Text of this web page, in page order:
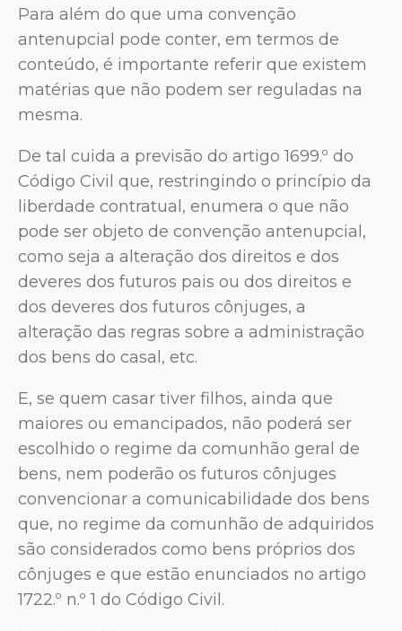
Para além do que uma convenção
antenupcial pode conter, em termos de
conteúdo, é importante referir que existem
matérias que não podem ser reguladas na
mesma.
De tal cuida a previsão do artigo 1699.º do
Código Civil que, restringindo o princípio da
liberdade contratual, enumera o que não
pode ser objeto de convenção antenupcial,
como seja a alteração dos direitos e dos
deveres dos futuros pais ou dos direitos e
dos deveres dos futuros cônjuges, a
alteração das regras sobre a administração
dos bens do casal, etc.
E, se quem casar tiver filhos, ainda que
maiores ou emancipados, não poderá ser
escolhido o regime da comunhão geral de
bens, nem poderão os futuros cônjuges
convencionar a comunicabilidade dos bens
que, no regime da comunhão de adquiridos
são considerados como bens próprios dos
cônjuges e que estão enunciados no artigo
1722.º n.º 1 do Código Civil.